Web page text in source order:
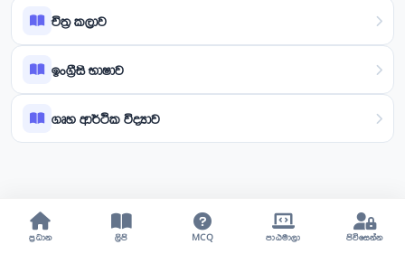
චිත්‍ර කලාව
ඉංග්‍රීසි භාෂාව
ගෘහ ආර්ථික විද්‍යාව
ප්‍රධාන ලිපි MCQ පාඨමාලා පිවිසෙන්න